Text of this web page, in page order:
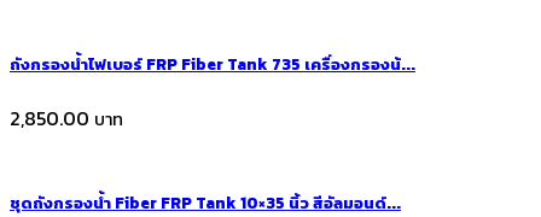
ถังกรองน้ำไฟเบอร์ FRP Fiber Tank 735 เครื่องกรองน้...
2,850.00
ชุดถังกรองน้ำ Fiber FRP Tank 10×35 นิ้ว สีอัลมอนด์...